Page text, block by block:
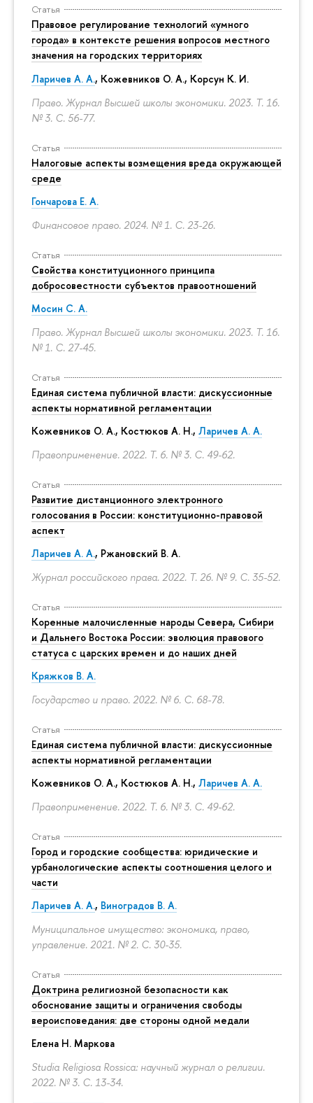
Статья
Правовое регулирование технологий «умного
города» в контексте решения вопросов местного
значения на городских территориях
Ларичев А. А., Кожевников О. А., Корсун К. И.
Право. Журнал Высшей школы экономики. 2023. Т. 16.
№ 3. С. 56-77.
Статья
Налоговые аспекты возмещения вреда окружающей
среде
Гончарова Е. А.
Финансовое право. 2024. № 1. С. 23-26.
Статья
Свойства конституционного принципа
добросовестности субъектов правоотношений
Мосин С. А.
Право. Журнал Высшей школы экономики. 2023. Т. 16.
№ 1. С. 27-45.
Статья
Единая система публичной власти: дискуссионные
аспекты нормативной регламентации
Кожевников О. А., Костюков А. Н., Ларичев А. А.
Правоприменение. 2022. Т. 6. № 3. С. 49-62.
Статья
Развитие дистанционного электронного
голосования в России: конституционно-правовой
аспект
Ларичев А. А., Ржановский В. А.
Журнал российского права. 2022. Т. 26. № 9. С. 35-52.
Статья
Коренные малочисленные народы Севера, Сибири
и Дальнего Востока России: эволюция правового
статуса с царских времен и до наших дней
Кряжков В. А.
Государство и право. 2022. № 6. С. 68-78.
Статья
Единая система публичной власти: дискуссионные
аспекты нормативной регламентации
Кожевников О. А., Костюков А. Н., Ларичев А. А.
Правоприменение. 2022. Т. 6. № 3. С. 49-62.
Статья
Город и городские сообщества: юридические и
урбанологические аспекты соотношения целого и
части
Ларичев А. А., Виноградов В. А.
Муниципальное имущество: экономика, право,
управление. 2021. № 2. С. 30-35.
Статья
Доктрина религиозной безопасности как
обоснование защиты и ограничения свободы
вероисповедания: две стороны одной медали
Елена Н. Маркова
Studia Religiosa Rossica: научный журнал о религии.
2022. № 3. С. 13-34.